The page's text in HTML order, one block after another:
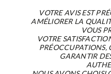
VOTRE AVIS EST
AMÉLIORER LA
VOUS
VOTRE
PRÉOCCUPATIONS,
GARANTIR